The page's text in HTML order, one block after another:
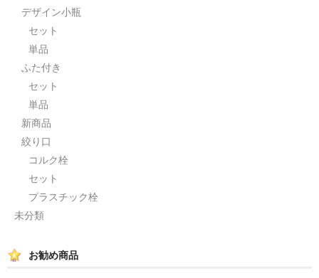
デザイン小瓶
セット
単品
ふた付き
セット
単品
新商品
絞り口
コルク栓
セット
プラスチック栓
未分類
お勧め商品